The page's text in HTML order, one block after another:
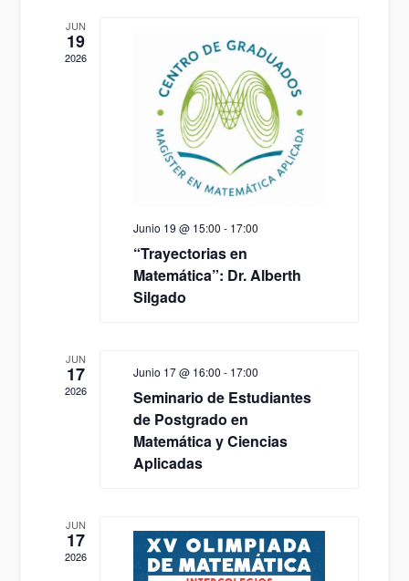
JUN
19
2026
Junio 19 @ 15:00 - 17:00
“Trayectorias en
Matemática”: Dr. Alberth
Silgado
JUN
17
2026
Junio 17 @ 16:00 - 17:00
Seminario de Estudiantes
de Postgrado en
Matemática y Ciencias
Aplicadas
JUN
17
2026